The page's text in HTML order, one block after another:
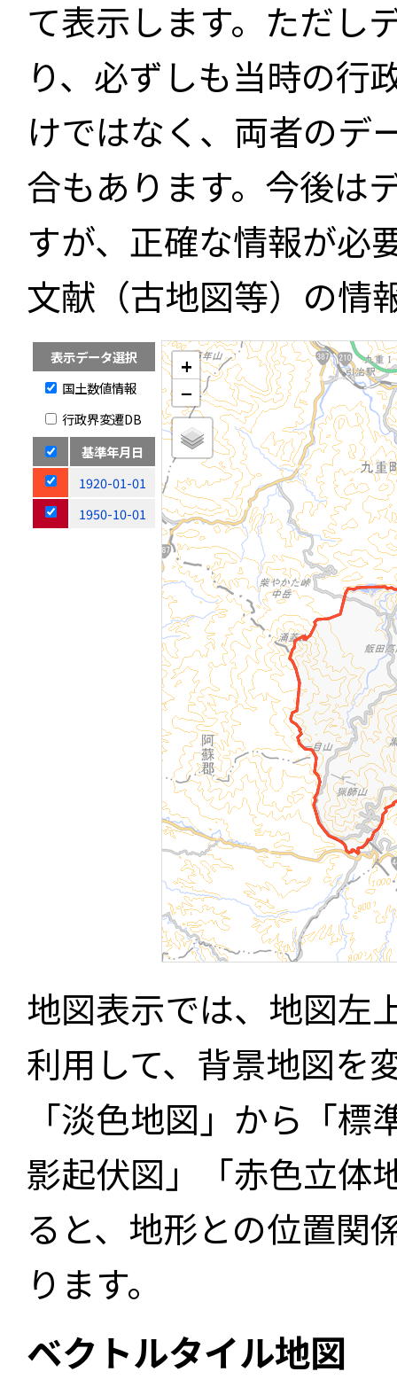
て表示します。ただし
り、必ずしも当時の行
けではなく、両者のデ
合もあります。今後は
すが、正確な情報が必
文献（古地図等）の情
表示データ選択
国土数値情報
行政界変遷DB
基準年月日
1920-01-01
1950-10-01
+
−
地図表示では、地図左
利用して、背景地図を
「淡色地図」から「
影起伏図」「赤色立体
ると、地形との位置関
ります。
ベクトルタイル地図